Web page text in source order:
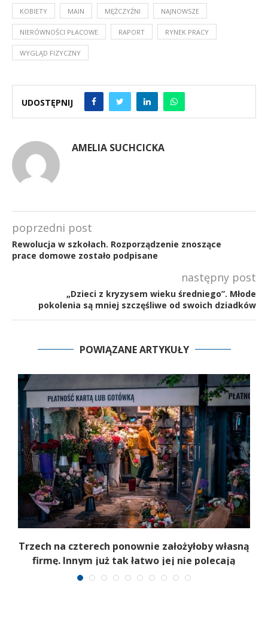
KOBIETY MAIN MĘŻCZYŹNI NAJNOWSZE
NIERÓWNOŚCI PŁACOWE RAPORT RYNEK PRACY
WYGLĄD FIZYCZNY
UDOSTĘPNIJ
AMELIA SUCHCICKA
poprzedni post
Rewolucja w szkołach. Rozporządzenie znoszące
prace domowe zostało podpisane
następny post
„Dzieci z kryzysem wieku średniego”. Młode
pokolenia są mniej szczęśliwe od swoich dziadków
POWIĄZANE ARTYKUŁY
Trzech na czterech ponownie założyłoby własną
firmę. Innym już tak łatwo jej nie polecają